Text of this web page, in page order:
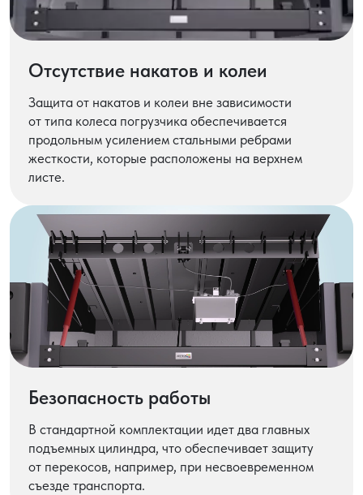
Отсутствие накатов и колеи
Защита от накатов и колеи вне зависимости
от типа колеса погрузчика обеспечивается
продольным усилением стальными ребрами
жесткости, которые расположены на верхнем
листе.
Безопасность работы
В стандартной комплектации идет два главных
подъемных цилиндра, что обеспечивает защиту
от перекосов, например, при несвоевременном
съезде транспорта.